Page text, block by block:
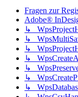
Fragen zur
Adobe®
↳
↳
↳
↳
↳
↳
↳